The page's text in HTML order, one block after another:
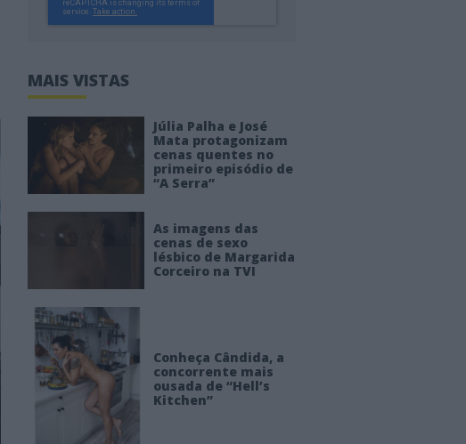
MAIS VISTAS
Júlia Palha e José
Mata protagonizam
cenas quentes no
primeiro episódio de
“A Serra”
As imagens das
cenas de sexo
lésbico de Margarida
Corceiro na TVI
Conheça Cândida, a
concorrente mais
ousada de “Hell’s
Kitchen”